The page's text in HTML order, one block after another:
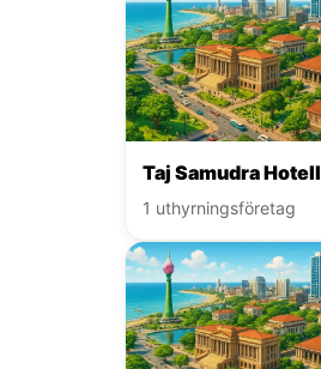
Taj Samudra Hotell
1 uthyrningsföretag